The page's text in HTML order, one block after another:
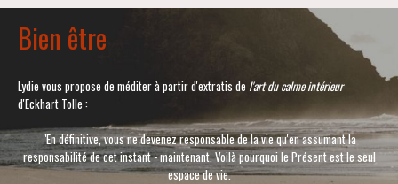
Bien être
Lydie vous propose de méditer à partir d'extratis de l'art du calme intérieur
d'Eckhart Tolle :
"En définitive, vous ne devenez responsable de la vie qu'en assumant la
responsabilité de cet instant - maintenant. Voilà pourquoi le Présent est le seul
espace de vie.